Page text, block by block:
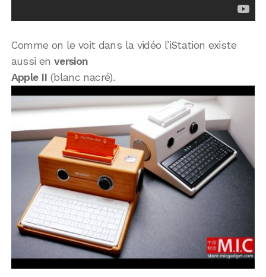
Comme on le voit dans la vidéo l’iStation existe
aussi en version
Apple II (blanc nacré).